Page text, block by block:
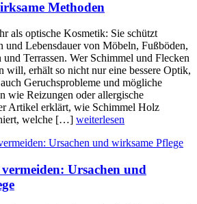
Methoden
als optische Kosmetik: Sie schützt
und Lebensdauer von Möbeln, Fußböden,
und Terrassen. Wer Schimmel und Flecken
will, erhält so nicht nur eine bessere Optik,
Geruchsprobleme und mögliche
wie Reizungen oder allergische
Artikel erklärt, wie Schimmel Holz
welche […] weiterlesen
Ursachen und